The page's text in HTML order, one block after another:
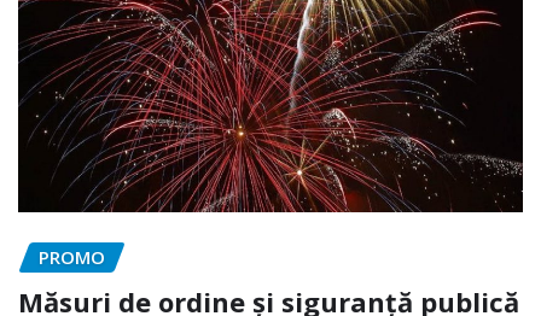
PROMO
Măsuri de ordine și siguranță publică